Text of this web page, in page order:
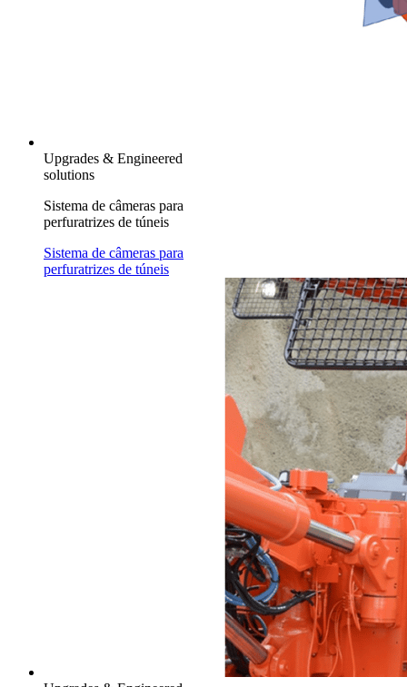
Upgrades & Engineered
solutions
Sistema de câmeras para
perfuratrizes de túneis
Sistema de câmeras para
perfuratrizes de túneis